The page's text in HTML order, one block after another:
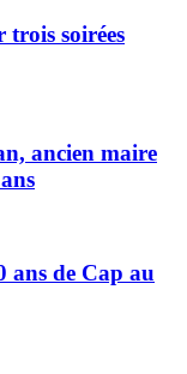
soirées
ancien maire
ans de Cap au